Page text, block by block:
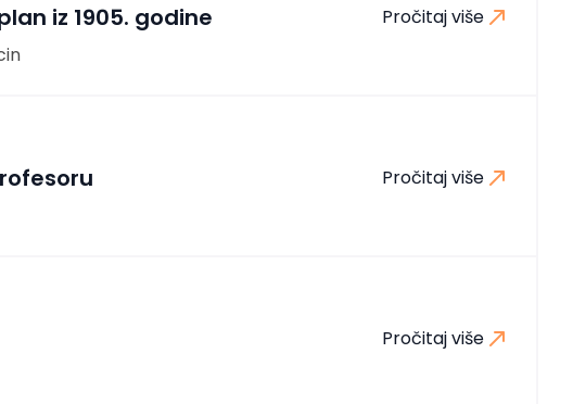
iz 1905. godine
Pročitaj više
Pročitaj više
Pročitaj više